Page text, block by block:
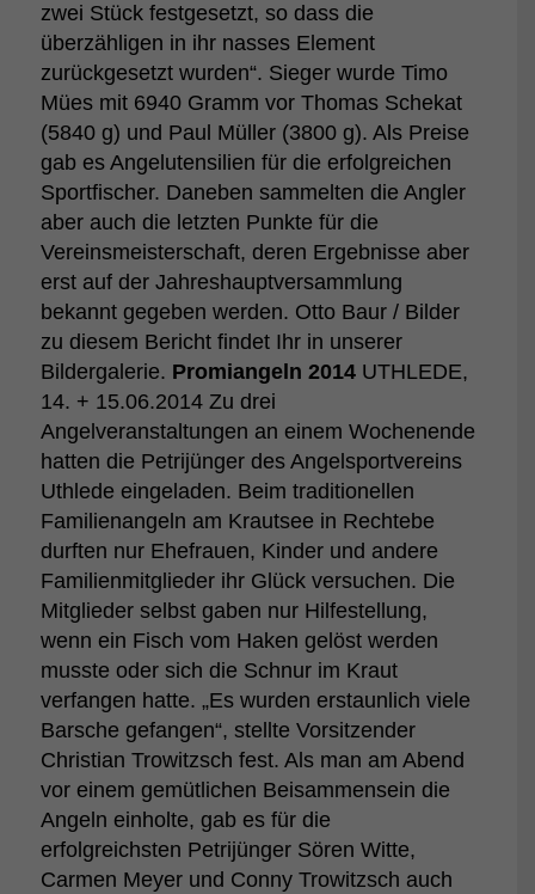
zwei Stück festgesetzt, so dass die
überzähligen in ihr nasses Element
zurückgesetzt wurden“. Sieger wurde Timo
Mües mit 6940 Gramm vor Thomas Schekat
(5840 g) und Paul Müller (3800 g). Als Preise
gab es Angelutensilien für die erfolgreichen
Sportfischer. Daneben sammelten die Angler
aber auch die letzten Punkte für die
Vereinsmeisterschaft, deren Ergebnisse aber
erst auf der Jahreshauptversammlung
bekannt gegeben werden. Otto Baur / Bilder
zu diesem Bericht findet Ihr in unserer
Bildergalerie. Promiangeln 2014 UTHLEDE,
14. + 15.06.2014 Zu drei
Angelveranstaltungen an einem Wochenende
hatten die Petrijünger des Angelsportvereins
Uthlede eingeladen. Beim traditionellen
Familienangeln am Krautsee in Rechtebe
durften nur Ehefrauen, Kinder und andere
Familienmitglieder ihr Glück versuchen. Die
Mitglieder selbst gaben nur Hilfestellung,
wenn ein Fisch vom Haken gelöst werden
musste oder sich die Schnur im Kraut
verfangen hatte. „Es wurden erstaunlich viele
Barsche gefangen“, stellte Vorsitzender
Christian Trowitzsch fest. Als man am Abend
vor einem gemütlichen Beisammensein die
Angeln einholte, gab es für die
erfolgreichsten Petrijünger Sören Witte,
Carmen Meyer und Conny Trowitzsch auch